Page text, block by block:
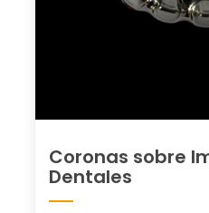
Coronas sobre
Dentales